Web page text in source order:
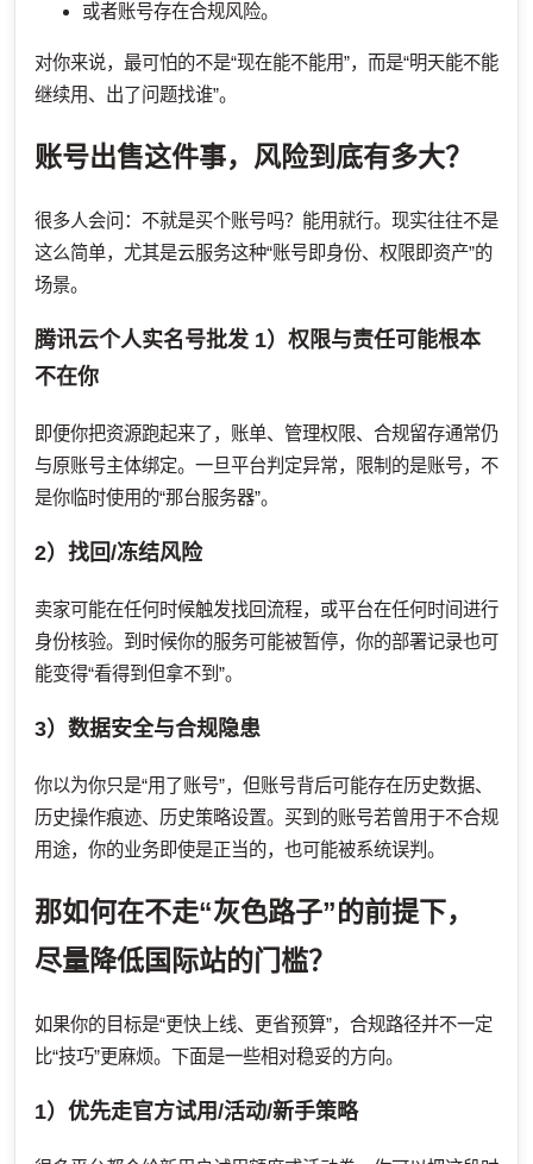
或者账号存在合规风险。
对你来说，最可怕的不是“现在能不能用”，而是“明天能不能
继续用、出了问题找谁”。
账号出售这件事，风险到底有多大？
很多人会问：不就是买个账号吗？能用就行。现实往往不是
这么简单，尤其是云服务这种“账号即身份、权限即资产”的
场景。
腾讯云个人实名号批发 1）权限与责任可能根本
不在你
即便你把资源跑起来了，账单、管理权限、合规留存通常仍
与原账号主体绑定。一旦平台判定异常，限制的是账号，不
是你临时使用的“那台服务器”。
2）找回/冻结风险
卖家可能在任何时候触发找回流程，或平台在任何时间进行
身份核验。到时候你的服务可能被暂停，你的部署记录也可
能变得“看得到但拿不到”。
3）数据安全与合规隐患
你以为你只是“用了账号”，但账号背后可能存在历史数据、
历史操作痕迹、历史策略设置。买到的账号若曾用于不合规
用途，你的业务即使是正当的，也可能被系统误判。
那如何在不走“灰色路子”的前提下，
尽量降低国际站的门槛？
如果你的目标是“更快上线、更省预算”，合规路径并不一定
比“技巧”更麻烦。下面是一些相对稳妥的方向。
1）优先走官方试用/活动/新手策略